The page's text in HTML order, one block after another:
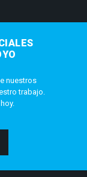
nuestros
trabajo.